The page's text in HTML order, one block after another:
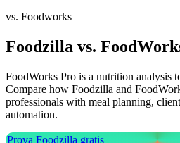
vs. Foodworks
Foodzilla vs.
FoodWorks Pro is a nutrition analysis
Compare how Foodzilla and
professionals with meal planning,
automation.
Prova Foodzilla gratis